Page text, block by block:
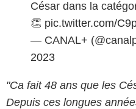
César dans la
👏 pic.twitter.com/
— CANAL+
2023
"Ca fait 48 ans que les
Depuis ces longues